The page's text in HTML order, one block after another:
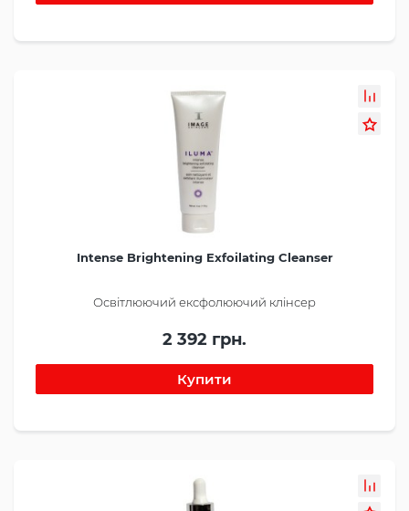
Intense Brightening Exfoilating Cleanser
Освітлюючий ексфолюючий клінсер
2 392 грн.